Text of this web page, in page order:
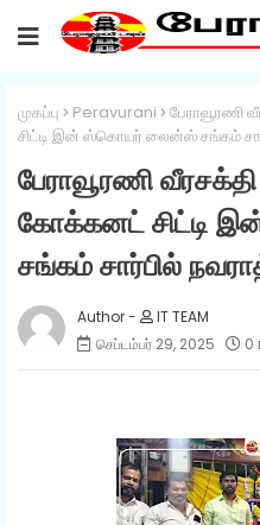
முகப்பு Peravurani
சிட்டி இன் ஸ்கொயர் லைன்ஸ் சங்கம்
பேராவூரணி
கோக்கனட் சிட்டி
சங்கம் சார்பில்
IT TEAM
செப்டம்பர் 29, 2025
0